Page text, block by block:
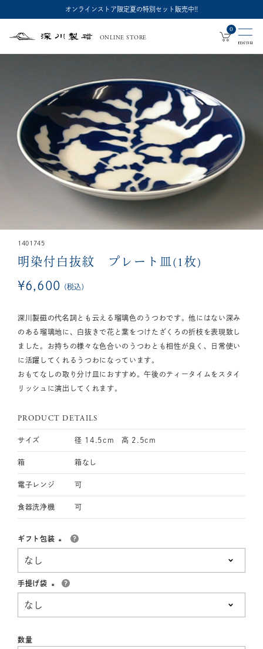
オンラインストア限定夏の特別セット販売中!!
深
製
ONLINE STORE
0
1401745
明染付白抜紋 プレート皿(1枚)
¥6,600 税込
深川製磁の代名詞とも云える瑠璃色のうつわです。他にはない深み
のある瑠璃地に、白抜きで花と葉をつけたざくろの折枝を表現致し
ました。お持ちの様々な色合いのうつわとも相性が良く、日常使い
に活躍してくれるうつわになっています。
おもてなしの取り分け皿におすすめ。午後のティータイムをスタイ
リッシュに演出してくれます。
PRODUCT DETAILS
サイズ 径 14.5cm 高 2.5cm
箱 箱なし
電子レンジ 可
食器洗浄機 可
ギフト包装
手提げ袋